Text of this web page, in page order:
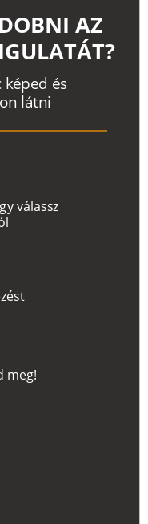
gyválassz
l
képed és
on látni
AZ
zést
meg!